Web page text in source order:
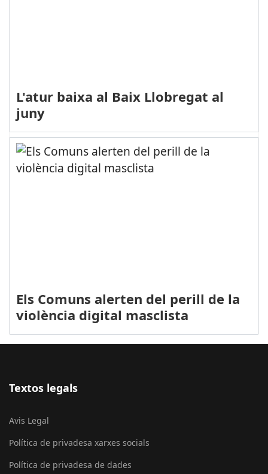
L'atur baixa al Baix Llobregat al
juny
Els Comuns alerten del perill de la
violència digital masclista
Textos legals
Avis Legal
Política de privadesa xarxes socials
Política de privadesa de dades